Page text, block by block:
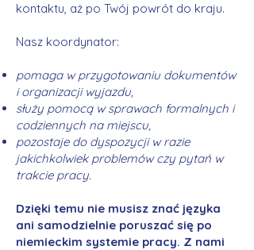
kontaktu, aż po Twój powrót do kraju.
Nasz koordynator:
pomaga w przygotowaniu dokumentów
i organizacji wyjazdu,
służy pomocą w sprawach formalnych i
codziennych na miejscu,
pozostaje do dyspozycji w razie
jakichkolwiek problemów czy pytań w
trakcie pracy.
Dzięki temu nie musisz znać języka
ani samodzielnie poruszać się po
niemieckim systemie pracy. Z nami